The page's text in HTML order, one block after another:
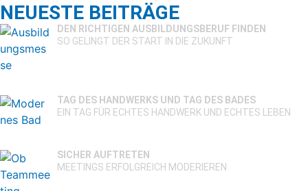
NEUESTE BEITRÄGE
DEN RICHTIGEN AUSBILDUNGSBERUF FINDEN
SO GELINGT DER START IN DIE ZUKUNFT
TAG DES HANDWERKS UND TAG DES BADES
EIN TAG FÜR ECHTES HANDWERK UND ECHTES LEBEN
SICHER AUFTRETEN
MEETINGS ERFOLGREICH MODERIEREN